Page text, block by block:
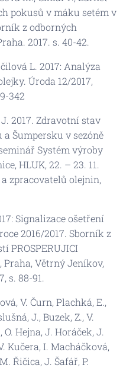
pokusů v máku setém v
z odborných
2017. s. 40-42.
L. 2017: Analýza
Úroda 12/2017,
342
2017. Zdravotní stav
Šumpersku v sezóně
Systém výroby
HLUK, 22. – 23. 11.
a zpracovatelů olejnin,
Signalizace ošetření
2016/2017. Sborník z
PROSPERUJICI
Praha, Větrný Jeníkov,
s. 88-91.
V. Čurn, Plachká, E.,
J., Buzek, Z., V.
Hejna, J. Horáček, J.
Kučera, I. Macháčková,
Řičica, J. Šafář, P.